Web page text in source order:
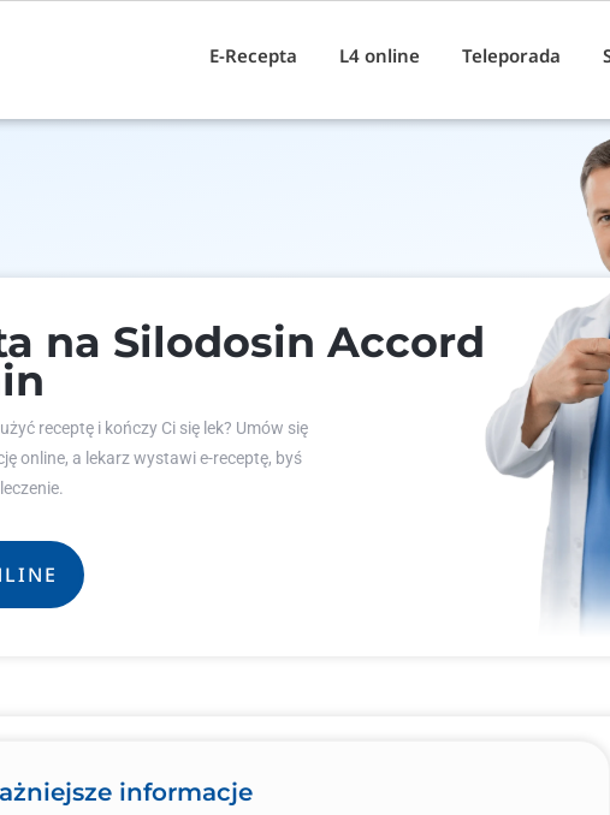
E-Recepta L4 online Teleporada
na Silodosin Accord
receptę i kończy Ci się lek? Umów się
online, a lekarz wystawi e-receptę, byś
informacje